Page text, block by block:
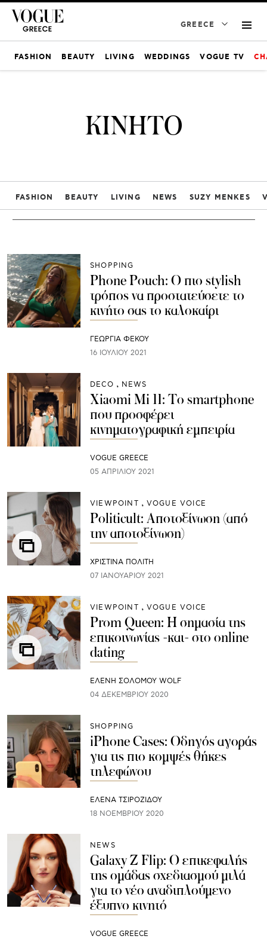
GREECE
FASHION BEAUTY LIVING WEDDINGS VOGUE TV
ΚΙΝΗΤΟ
FASHION BEAUTY LIVING NEWS SUZY MENKES
SHOPPING
Phone Pouch: Ο πιο stylish
τρόπος να προστατεύσετε το
κινήτο σας το καλοκαίρι
ΓΕΩΡΓΙΑ ΦΕΚΟΥ
16 ΙΟΥΛΊΟΥ 2021
DECO NEWS
Xiaomi Mi 11: Το smartphone
που προσφέρει
κινηματογραφική εμπειρία
VOGUE GREECE
05 ΑΠΡΙΛΊΟΥ 2021
VIEWPOINT VOGUE VOICE
Politicult: Αποτοξίνωση (από
την αποτοξίνωση)
ΧΡΙΣΤΙΝΑ ΠΟΛΙΤΗ
07 ΙΑΝΟΥΑΡΊΟΥ 2021
VIEWPOINT VOGUE VOICE
Prom Queen: Η σημασία της
επικοινωνίας -και- στο online
dating
ΕΛΕΝΗ ΣΟΛΟΜΟΥ WOLF
04 ΔΕΚΕΜΒΡΊΟΥ 2020
SHOPPING
iPhone Cases: Οδηγός αγοράς
για τις πιο κομψές θήκες
τηλεφώνου
ΈΛΕΝΑ ΤΣΙΡΟΖΊΔΟΥ
18 ΝΟΕΜΒΡΊΟΥ 2020
NEWS
Galaxy Z Flip: Ο επικεφαλής
της ομάδας σχεδιασμού μιλά
για το νέο αναδιπλούμενο
έξυπνο κινητό
VOGUE GREECE